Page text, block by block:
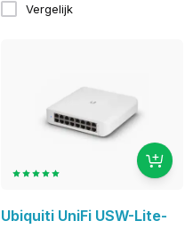
Vergelijk
Ubiquiti UniFi USW-Lite-